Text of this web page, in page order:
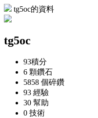
tg5oc的資料
tg5oc
93積分
6 顆鑽石
5858 個碎鑽
93 經驗
30 幫助
0 技術